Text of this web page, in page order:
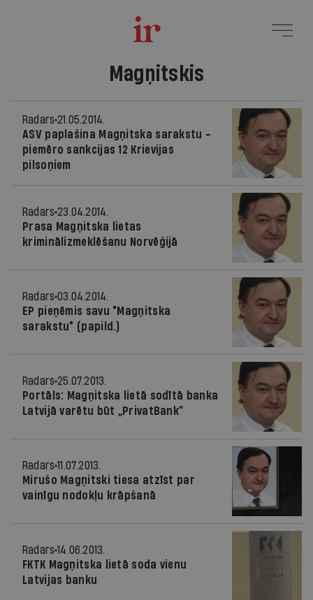
Magņitskis
Radars 21.05.2014.
ASV paplašina Magņitska sarakstu -
piemēro sankcijas 12 Krievijas
pilsoņiem
Radars 23.04.2014.
Prasa Magņitska lietas
kriminālizmeklēšanu Norvēģijā
Radars 03.04.2014.
EP pieņēmis savu "Magņitska
sarakstu" (papild.)
Radars 25.07.2013.
Portāls: Magņitska lietā sodītā banka
Latvijā varētu būt „PrivatBank”
Radars 11.07.2013.
Mirušo Magņitski tiesa atzīst par
vainīgu nodokļu krāpšanā
Radars 14.06.2013.
FKTK Magņitska lietā soda vienu
Latvijas banku